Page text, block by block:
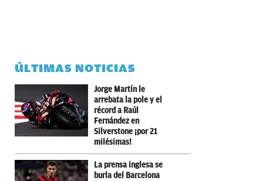
ÚLTIMAS NOTICIAS
Jorge Martín le
arrebata la pole y el
récord a Raúl
Fernández en
Silverstone ¡por 21
milésimas!
La prensa inglesa se
burla del Barcelona